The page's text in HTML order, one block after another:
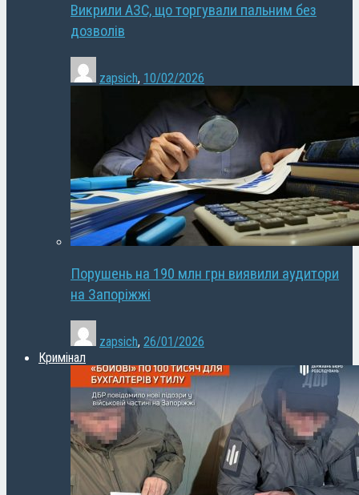
Викрили АЗС, що торгували пальним без
дозволів
zapsich, 10/02/2026
Порушень на 190 млн грн виявили аудитори
на Запоріжжі
zapsich, 26/01/2026
Кримінал